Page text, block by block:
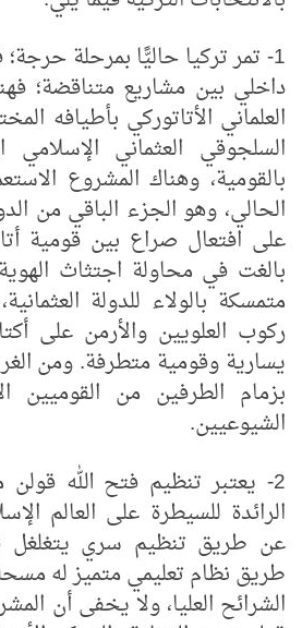
1- تمر تركيا حاليًّا بمرحلة
داخلي بين مشاريع متناقضة؛
العلماني الأتاتوركي بأطيافه
السلجوقي العثماني الإسلامي
بالقومية، وهناك المشروع
الحالي، وهو الجزء الباقي من
على افتعال صراع بين قومية
بالغت في محاولة اجتثاث
متمسكة بالولاء للدولة
ركوب العلويين والأرمن على
يسارية وقومية متطرفة. ومن
بزمام الطرفين من القوميين
الشيوعيين.
2- يعتبر تنظيم فتح الله قولن
الرائدة للسيطرة على العالم
عن طريق تنظيم سري يتغلغل
طريق نظام تعليمي متميز له
الشرائح العليا، ولا يخفى أن